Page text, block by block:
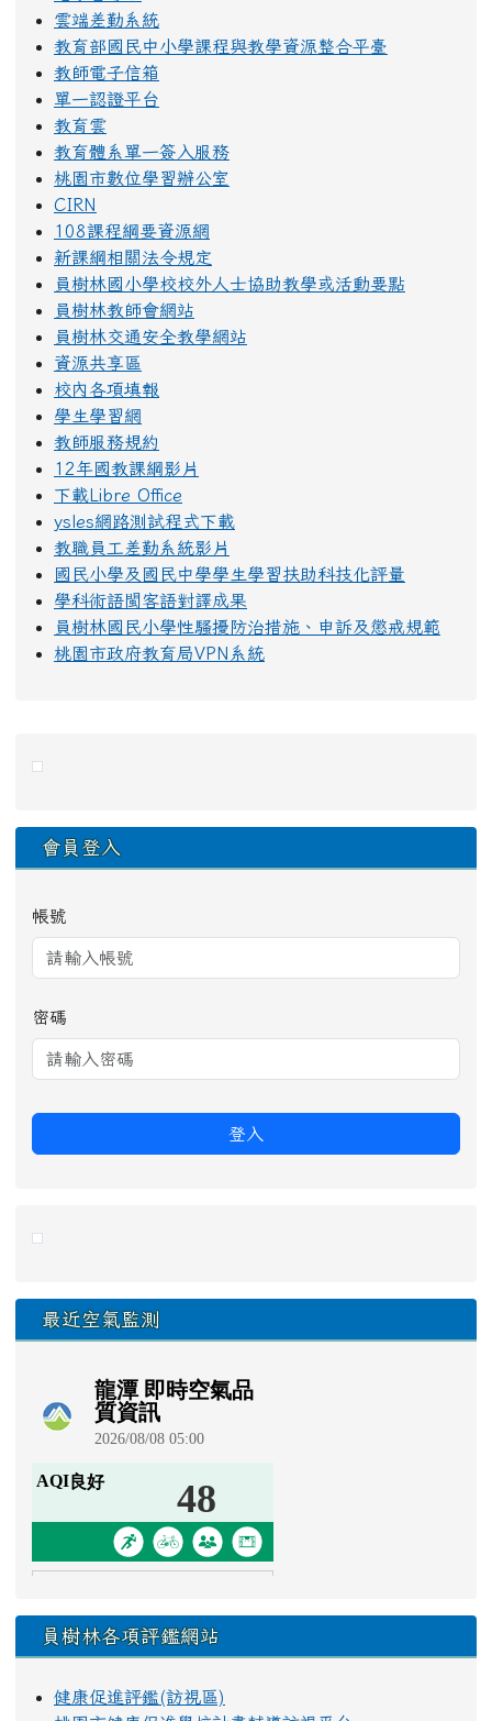
雲端差勤系統
教育部國民中小學課程與教學資源整合平臺
教師電子信箱
單一認證平台
教育雲
教育體系單一簽入服務
桃園市數位學習辦公室
CIRN
108課程綱要資源網
新課綱相關法令規定
員樹林國小學校校外人士協助教學或活動要點
員樹林教師會網站
員樹林交通安全教學網站
資源共享區
校內各項填報
學生學習網
教師服務規約
12年國教課綱影片
下載Libre Office
ysles網路測試程式下載
教職員工差勤系統影片
國民小學及國民中學學生學習扶助科技化評量
學科術語閩客語對譯成果
員樹林國民小學性騷擾防治措施、申訴及懲戒規範
桃園市政府教育局VPN系統
會員登入
帳號
密碼
登入
最近空氣監測
員樹林各項評鑑網站
健康促進評鑑(訪視區)